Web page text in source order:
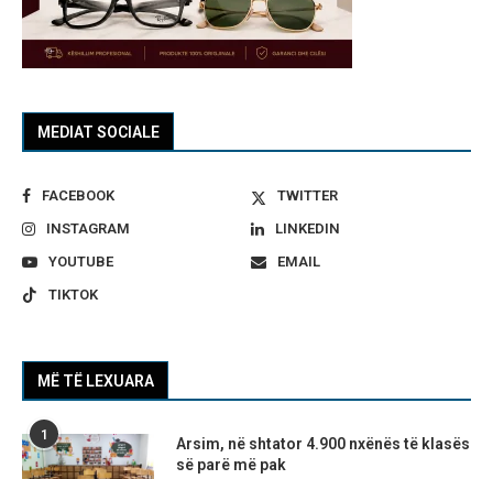
MEDIAT SOCIALE
FACEBOOK
TWITTER
INSTAGRAM
LINKEDIN
YOUTUBE
EMAIL
TIKTOK
MË TË LEXUARA
1
Arsim, në shtator 4.900 nxënës të klasës
së parë më pak